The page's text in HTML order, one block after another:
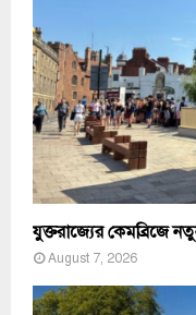
যুক্তরাজ্যের কেমব্রিজে
August 7, 2026